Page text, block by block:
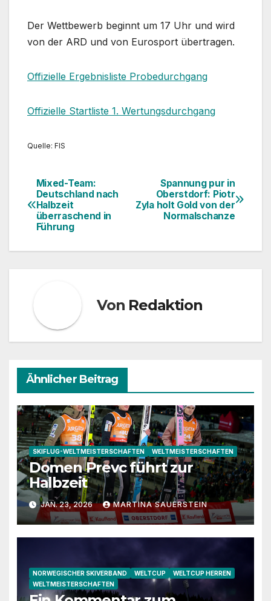
Der Wettbewerb beginnt um 17 Uhr und wird
von der ARD und von Eurosport übertragen.
Offizielle Ergebnisliste Probedurchgang
Offizielle Startliste 1. Wertungsdurchgang
Quelle: FIS
Beitragsnavigation
Spannung pur in
Oberstdorf: Piotr
Zyla holt Gold von der
Normalschanze
Mixed-Team:
Deutschland nach
Halbzeit
überraschend in
Führung
Von Redaktion
Ähnlicher Beitrag
SKIFLUG-WELTMEISTERSCHAFTEN WELTMEISTERSCHAFTEN
Domen Prevc führt zur
Halbzeit
JAN. 23, 2026 MARTINA SAUERSTEIN
NORWEGISCHER SKIVERBAND WELTCUP
WELTCUP HERREN
WELTMEISTERSCHAFTEN